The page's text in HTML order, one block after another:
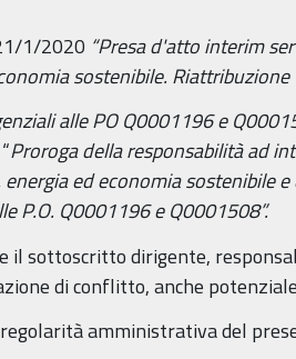
1/2020 “Presa d'atto interim
sostenibile. Riattribuzione
alle PO Q0001196 e
Proroga della responsabilità ad
ed economia sostenibile
P.O. Q0001196 e Q0001508”.
il sottoscritto dirigente,
di conflitto, anche
amministrativa del